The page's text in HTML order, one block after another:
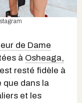
de Dame
à Osheaga,
est resté fidèle à
que dans la
et les